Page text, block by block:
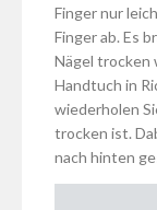
Finger nur
Finger ab. Es
Nägel trocken
Handtuch in
wiederholen
trocken ist.
nach hinten